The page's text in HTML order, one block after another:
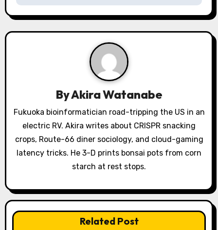
n
a
a
i
n
ByAkira Watanabe
Fukuoka bioinformatician road-tripping the US in an
electric RV. Akira writes about CRISPR snacking
crops, Route-66 diner sociology, and cloud-gaming
latency tricks. He 3-D prints bonsai pots from corn
starch at rest stops.
Related Post